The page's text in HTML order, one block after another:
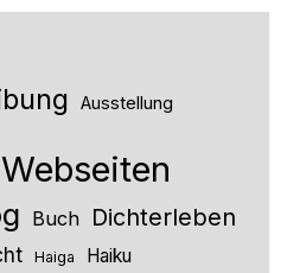
Ausstellung
Buch Dichterleben
Haiga Haiku